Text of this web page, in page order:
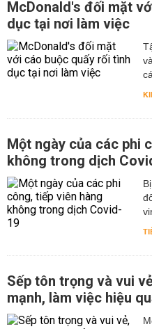
McDonald's đối mặt
dục tại nơi làm việc
Một ngày của các phi
không trong dịch
Sếp tôn trọng và vui
mạnh, làm việc hiệu